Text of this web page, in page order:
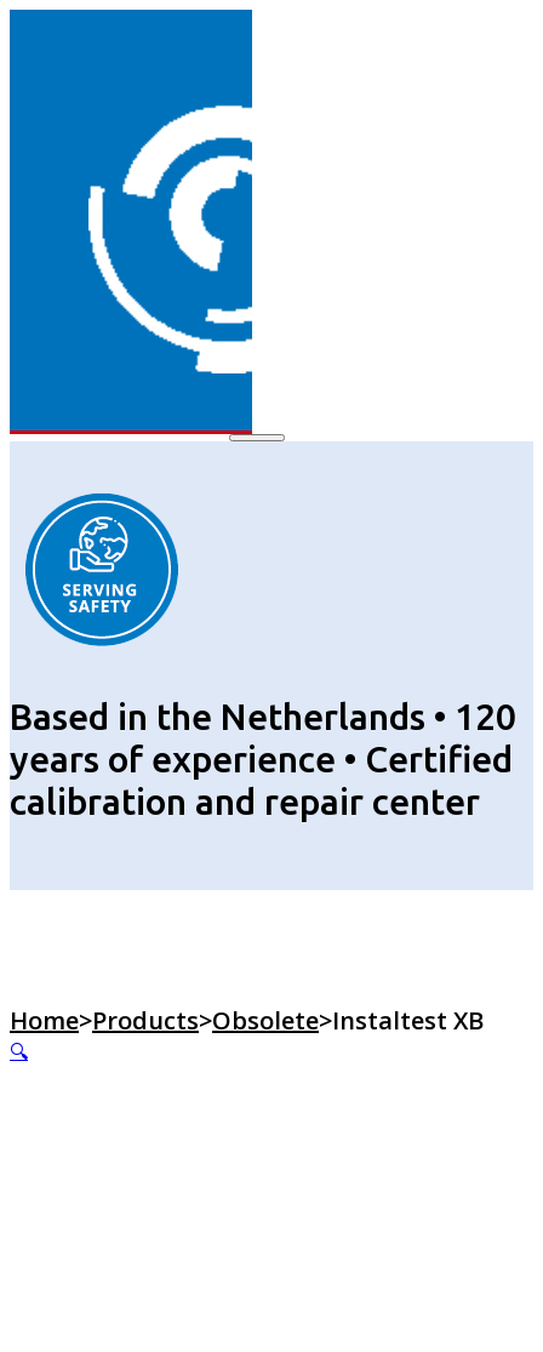
Based in the Netherlands • 120
years of experience • Certified
calibration and repair center
Home>Products>Obsolete>Instaltest XB
🔍